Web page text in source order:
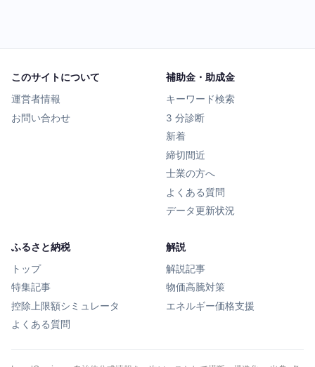
このサイトについて
運営者情報
お問い合わせ
補助金・助成金
キーワード検索
3 分診断
新着
締切間近
士業の方へ
よくある質問
データ更新状況
ふるさと納税
トップ
特集記事
控除上限額シミュレータ
よくある質問
解説
解説記事
物価高騰対策
エネルギー価格支援